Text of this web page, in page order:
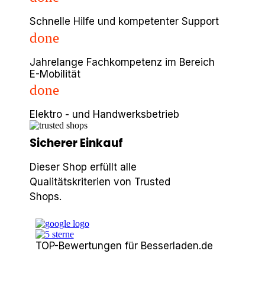
Schnelle Hilfe und kompetenter Support
done
Jahrelange Fachkompetenz im Bereich
E-Mobilität
done
Elektro - und Handwerksbetrieb
Sicherer Einkauf
Dieser Shop erfüllt alle
Qualitätskriterien von Trusted
Shops.
TOP-Bewertungen für Besserladen.de